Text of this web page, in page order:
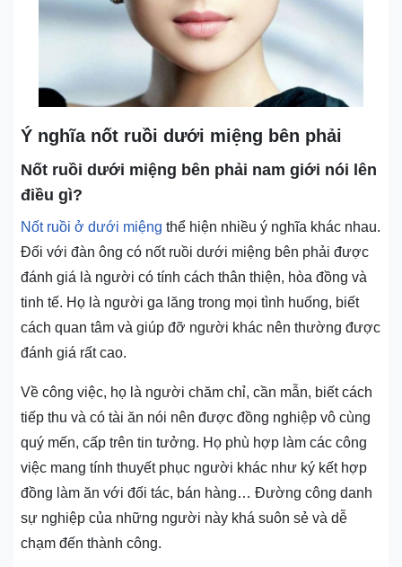
Ý nghĩa nốt ruồi dưới miệng bên phải
Nốt ruồi dưới miệng bên phải nam giới nói lên
điều gì?
Nốt ruồi ở dưới miệng thể hiện nhiều ý nghĩa khác nhau.
Đối với đàn ông có nốt ruồi dưới miệng bên phải được
đánh giá là người có tính cách thân thiện, hòa đồng và
tinh tế. Họ là người ga lăng trong mọi tình huống, biết
cách quan tâm và giúp đỡ người khác nên thường được
đánh giá rất cao.
Về công việc, họ là người chăm chỉ, cần mẫn, biết cách
tiếp thu và có tài ăn nói nên được đồng nghiệp vô cùng
quý mến, cấp trên tin tưởng. Họ phù hợp làm các công
việc mang tính thuyết phục người khác như ký kết hợp
đồng làm ăn với đối tác, bán hàng… Đường công danh
sự nghiệp của những người này khá suôn sẻ và dễ
chạm đến thành công.